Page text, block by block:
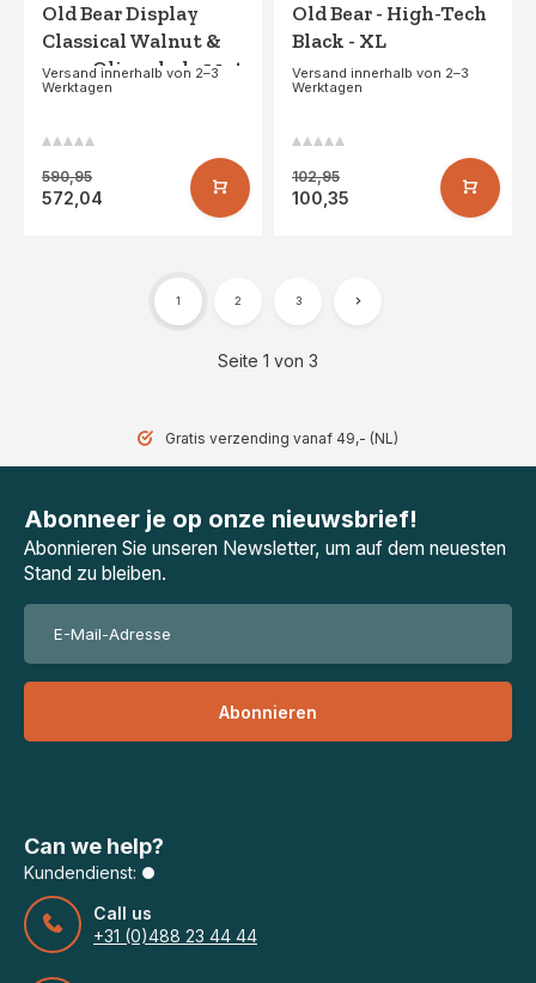
Old Bear Display
Classical Walnut &
amp; Olivenholz 20st
Versand innerhalb von 2–3
Werktagen
590,95
572,04
Old Bear - High-Tech
Black - XL
Versand innerhalb von 2–3
Werktagen
102,95
100,35
Seite 1 von 3
1 2 3
Gratis verzending vanaf 49,- (NL)
Abonneer je op onze nieuwsbrief!
Abonnieren Sie unseren Newsletter, um auf dem neuesten
Stand zu bleiben.
Abonnieren
Can we help?
Kundendienst:
Call us
+31 (0)488 23 44 44